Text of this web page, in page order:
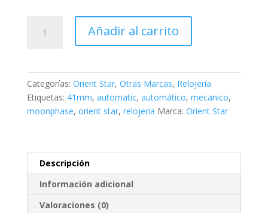
cantidad
Añadir al carrito
Categorías: Orient Star, Otras Marcas, Relojería
Etiquetas: 41mm, automatic, automático, mecanico,
moonphase, orient star, relojeria Marca: Orient Star
Descripción
Información adicional
Valoraciones (0)